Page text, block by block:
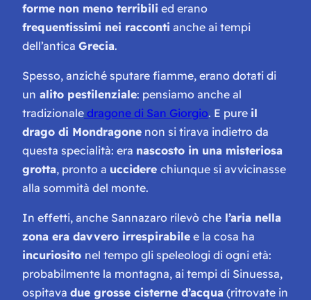
forme non meno terribili ed erano
frequentissimi nei racconti anche ai tempi
dell’antica Grecia.
Spesso, anziché sputare fiamme, erano dotati di
un alito pestilenziale: pensiamo anche al
tradizionale dragone di San Giorgio. E pure il
drago di Mondragone non si tirava indietro da
questa specialità: era nascosto in una misteriosa
grotta, pronto a uccidere chiunque si avvicinasse
alla sommità del monte.
In effetti, anche Sannazaro rilevò che l’aria nella
zona era davvero irrespirabile e la cosa ha
incuriosito nel tempo gli speleologi di ogni età:
probabilmente la montagna, ai tempi di Sinuessa,
ospitava due grosse cisterne d’acqua (ritrovate in